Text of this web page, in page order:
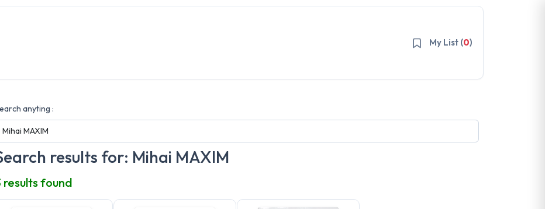
My List (0)
anyting :
results for: Mihai MAXIM
results found